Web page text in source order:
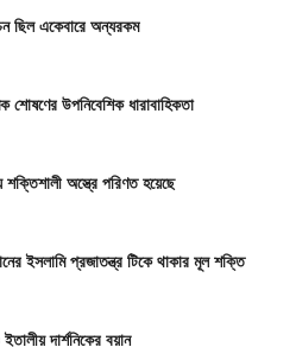
ছিল একেবারে অন্যরকম
শোষণের উপনিবেশিক ধারাবাহিকতা
শক্তিশালী অস্ত্রে পরিণত হয়েছে
ইসলামি প্রজাতন্ত্র টিকে থাকার মূল শক্তি
দার্শনিকের বয়ান